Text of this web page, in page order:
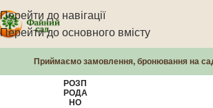
Перейти до навігації
Перейти до основного вмісту
Приймаємо замовлення, бронювання на
РОЗП
РОДА
НО